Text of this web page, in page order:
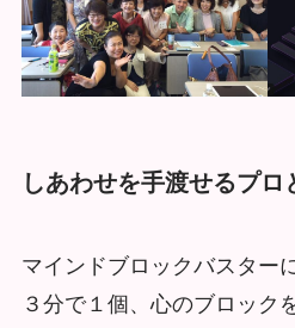
しあわせを手渡せるプロ
マインドブロックバスター
３分で１個、心のブロック